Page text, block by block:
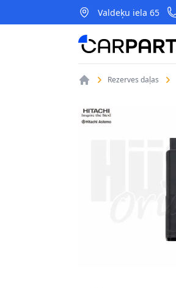
Valdeķu iela 65
CarParts
Rezerves daļas